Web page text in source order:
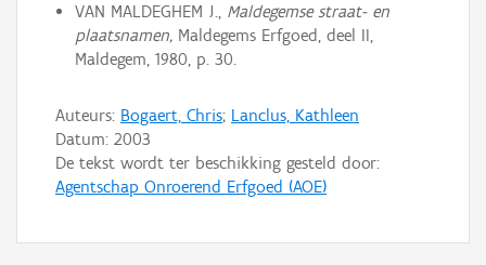
VAN MALDEGHEM J.,Maldegemse straat- en
plaatsnamen,Maldegems Erfgoed, deel II,
Maldegem, 1980, p. 30.
Auteurs: Bogaert, Chris; Lanclus, Kathleen
Datum: 2003
De tekst wordt ter beschikking gesteld door:
Agentschap Onroerend Erfgoed (AOE)